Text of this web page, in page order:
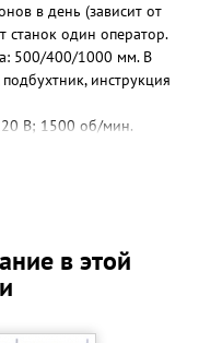
в день (зависит от
станок один оператор.
500/400/1000 мм. В
инструкция
В; 1500 об/мин.
до 70х70мм;
не ограничена;
ДВД о принципе
в этой